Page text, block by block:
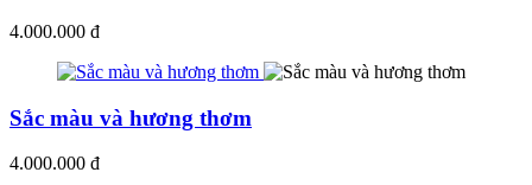
4.000.000 đ
Sắc màu và hương thơm
4.000.000 đ